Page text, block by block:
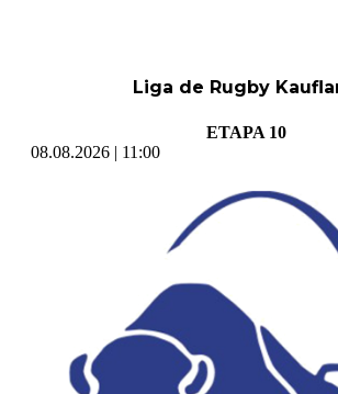
Liga de Rugby
ETAPA 10
08.08.2026 | 11:00